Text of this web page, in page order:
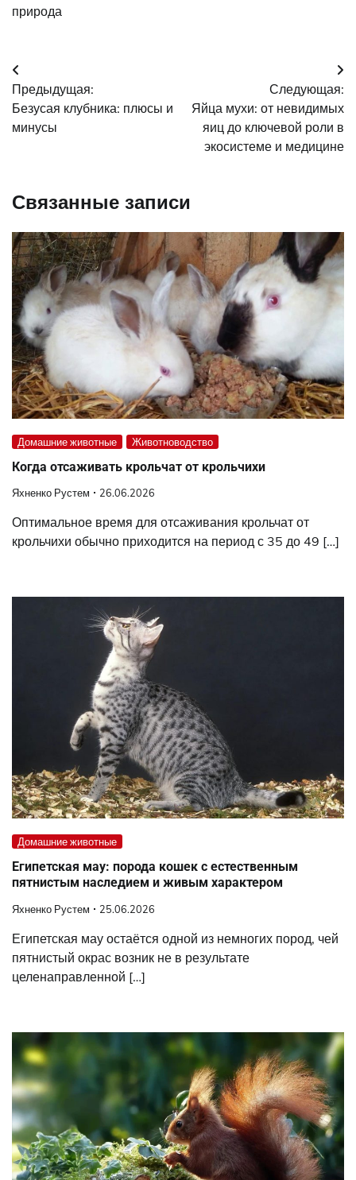
природа
Навигация
по
записям
Предыдущая:
Безусая клубника: плюсы и
минусы
Следующая:
Яйца мухи: от невидимых
яиц до ключевой роли в
экосистеме и медицине
Связанные записи
Домашние животные Животноводство
Когда отсаживать крольчат от крольчихи
Яхненко Рустем 26.06.2026
Оптимальное время для отсаживания крольчат от
крольчихи обычно приходится на период с 35 до 49 […]
Домашние животные
Египетская мау: порода кошек с естественным
пятнистым наследием и живым характером
Яхненко Рустем 25.06.2026
Египетская мау остаётся одной из немногих пород, чей
пятнистый окрас возник не в результате
целенаправленной […]